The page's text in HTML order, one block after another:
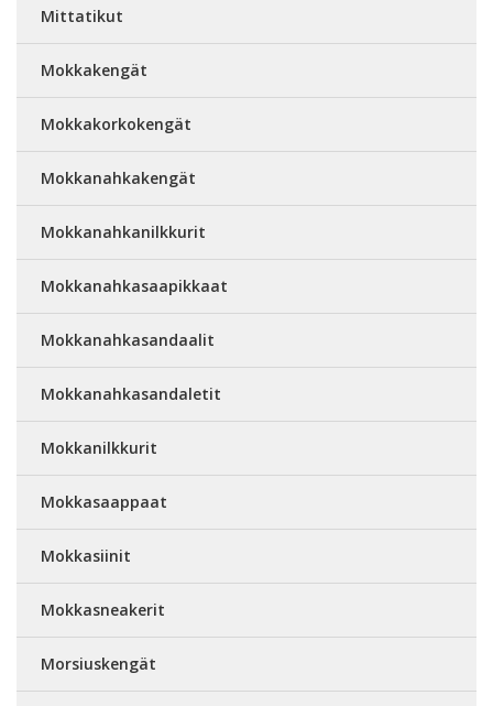
Mittatikut
Mokkakengät
Mokkakorkokengät
Mokkanahkakengät
Mokkanahkanilkkurit
Mokkanahkasaapikkaat
Mokkanahkasandaalit
Mokkanahkasandaletit
Mokkanilkkurit
Mokkasaappaat
Mokkasiinit
Mokkasneakerit
Morsiuskengät